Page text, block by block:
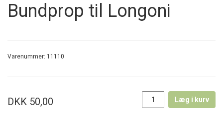
Bundprop til Longoni
Varenummer: 11110
DKK 50,00 Læg i kurv